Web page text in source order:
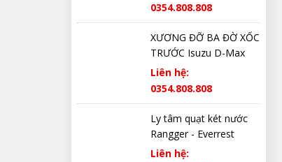
0354.808.808
XƯƠNG ĐỠ BA ĐỜ XỐC
TRƯỚC Isuzu D-Max
Liên hệ:
0354.808.808
Ly tâm quạt két nước
Rangger - Everrest
Liên hệ: